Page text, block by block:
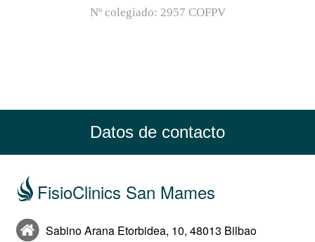
Nº colegiado: 2957 COFPV
Datos de contacto
FisioClinics San Mames
Sabino Arana Etorbidea, 10, 48013 Bilbao